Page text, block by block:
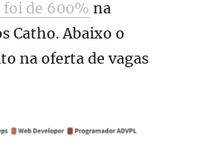
de 600% na
Catho. Abaixo o
na oferta de vagas